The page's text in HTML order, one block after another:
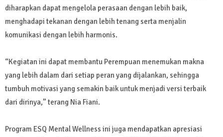
diharapkan dapat mengelola perasaan dengan lebih baik,
menghadapi tekanan dengan lebih tenang serta menjalin
komunikasi dengan lebih harmonis.
“Kegiatan ini dapat membantu Perempuan menemukan makna
yang lebih dalam dari setiap peran yang dijalankan, sehingga
tumbuh motivasi yang semakin baik untuk menjadi versi terbaik
dari dirinya,” terang Nia Fiani.
Program ESQ Mental Wellness ini juga mendapatkan apresiasi